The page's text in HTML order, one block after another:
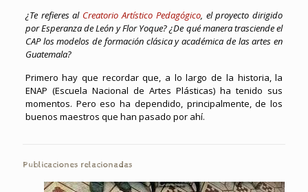
¿Te refieres al Creatorio Artístico Pedagógico, el proyecto dirigido
por Esperanza de León y Flor Yoque? ¿De qué manera trasciende el
CAP los modelos de formación clásica y académica de las artes en
Guatemala?
Primero hay que recordar que, a lo largo de la historia, la
ENAP (Escuela Nacional de Artes Plásticas) ha tenido sus
momentos. Pero eso ha dependido, principalmente, de los
buenos maestros que han pasado por ahí.
Publicaciones relacionadas